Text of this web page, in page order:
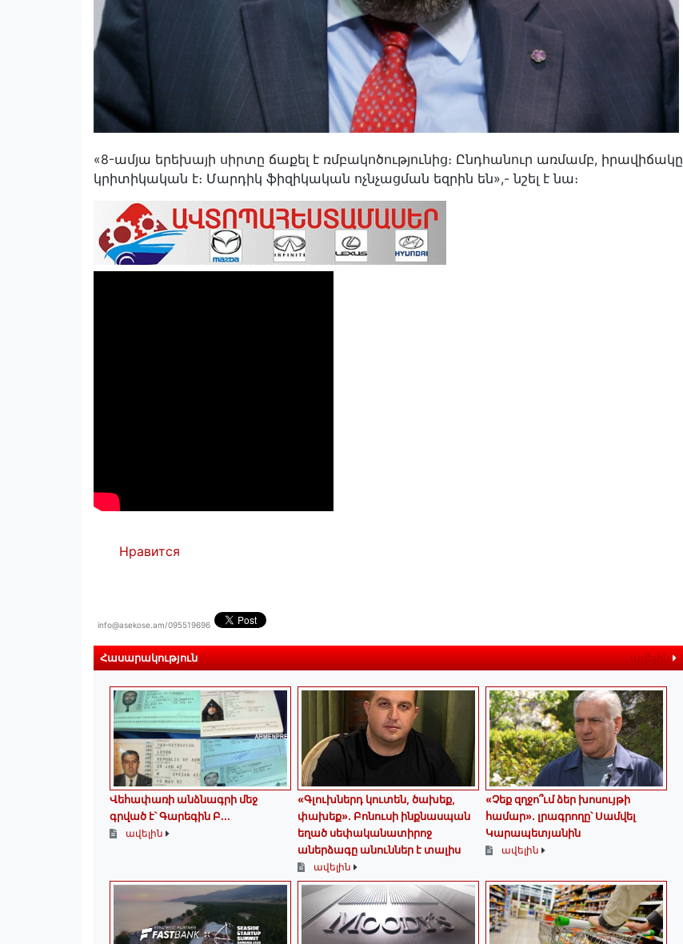
«8-ամյա երեխայի սիրտը ճաքել է ռմբակոծությունից։ Ընդհանուր առմամբ, իրավիճակը
կրիտիկական է։ Մարդիկ ֆիզիկական ոչնչացման եզրին են»,- նշել է նա։
Нравится
info@asekose.am/095519696
Հասարակություն ավելին
Վեհափառի անձնագրի մեջ
գրված է՝ Գարեգին Բ...
ավելին
«Գլուխներդ կուտեն, ծախեք,
փախեք»․ Բոնուսի ինքնասպան
եղած սեփականատիրոջ
աներձագը անուններ է տալիս
ավելին
«Չեք զղջո՞ւմ ձեր խոսույթի
համար»․ լրագրողը՝ Սամվել
Կարապետյանին
ավելին